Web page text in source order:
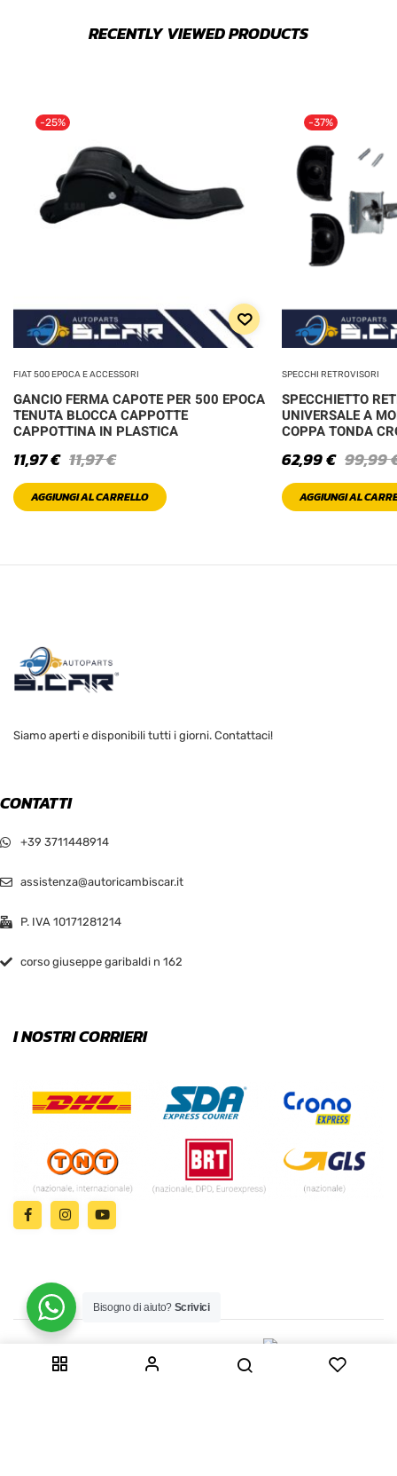
RECENTLY VIEWED PRODUCTS
-25%
FIAT 500 EPOCA E ACCESSORI
GANCIO FERMA CAPOTE PER 500 EPOCA
TENUTA BLOCCA CAPPOTTE
CAPPOTTINA IN PLASTICA
11,97€
11,97€
AGGIUNGI AL CARRELLO
-37%
SPECCHI RETROVISORI
SPECCHIETTO
UNIVERSALE A
COPPA TONDA
99,99
62,99€
AGGIUNGI AL
Siamo aperti e disponibili tutti i giorni. Contattaci!
CONTATTI
+39 3711448914
assistenza@autoricambiscar.it
P. IVA 10171281214
corso giuseppe garibaldi n 162
I NOSTRI CORRIERI
Bisogno di aiuto? Scrivici